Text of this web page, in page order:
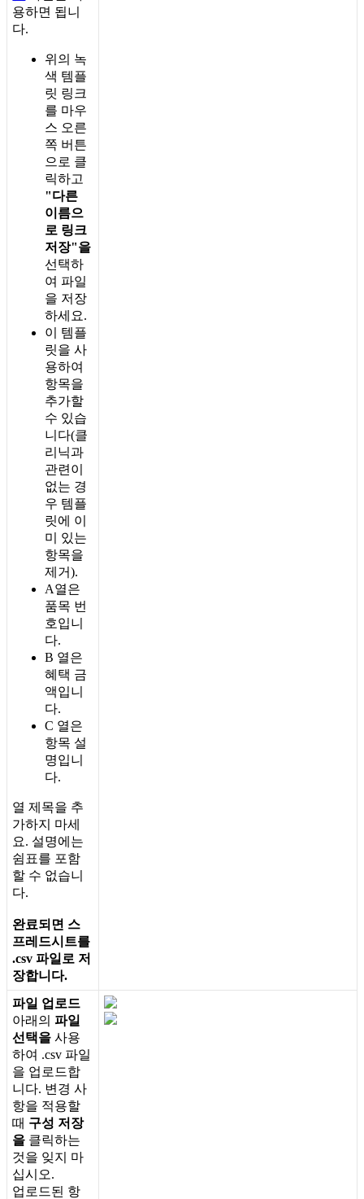
용하면 됩니
다.
위 의 녹
색 템플
릿 링 크
를 마우
스 오른
쪽 버 튼
으 로 클
릭하고
"다른
이 름으
로 링크
저 장"을
선 택하
여 파일
을 저 장
하세 요.
이
템플
릿을 사
용하여
항목을
추가할
수 있습
니 다(클
리 닉과
관련 이
없는 경
우 템플
릿에 이
미
있는
항목을
제 거).
A열은
품목 번
호입니
다.
B 열은
혜 택 금
액입니
다.
C 열은
항목 설
명입니
다.
열 제 목을 추
가하지 마세
요. 설명에 는
쉼 표를 포함
할 수 없습니
다.
완료되 면 스
프레 드시 트를
.csv 파일 로 저
장합니 다.
파일 업 로드
아래 의 파일
선 택을 사용
하여 .csv 파일
을 업 로 드합
니 다. 변 경 사
항을 적용할
때 구성 저 장
을 클릭하는
것을 잊지
마
십시 오.
업 로 드된 항